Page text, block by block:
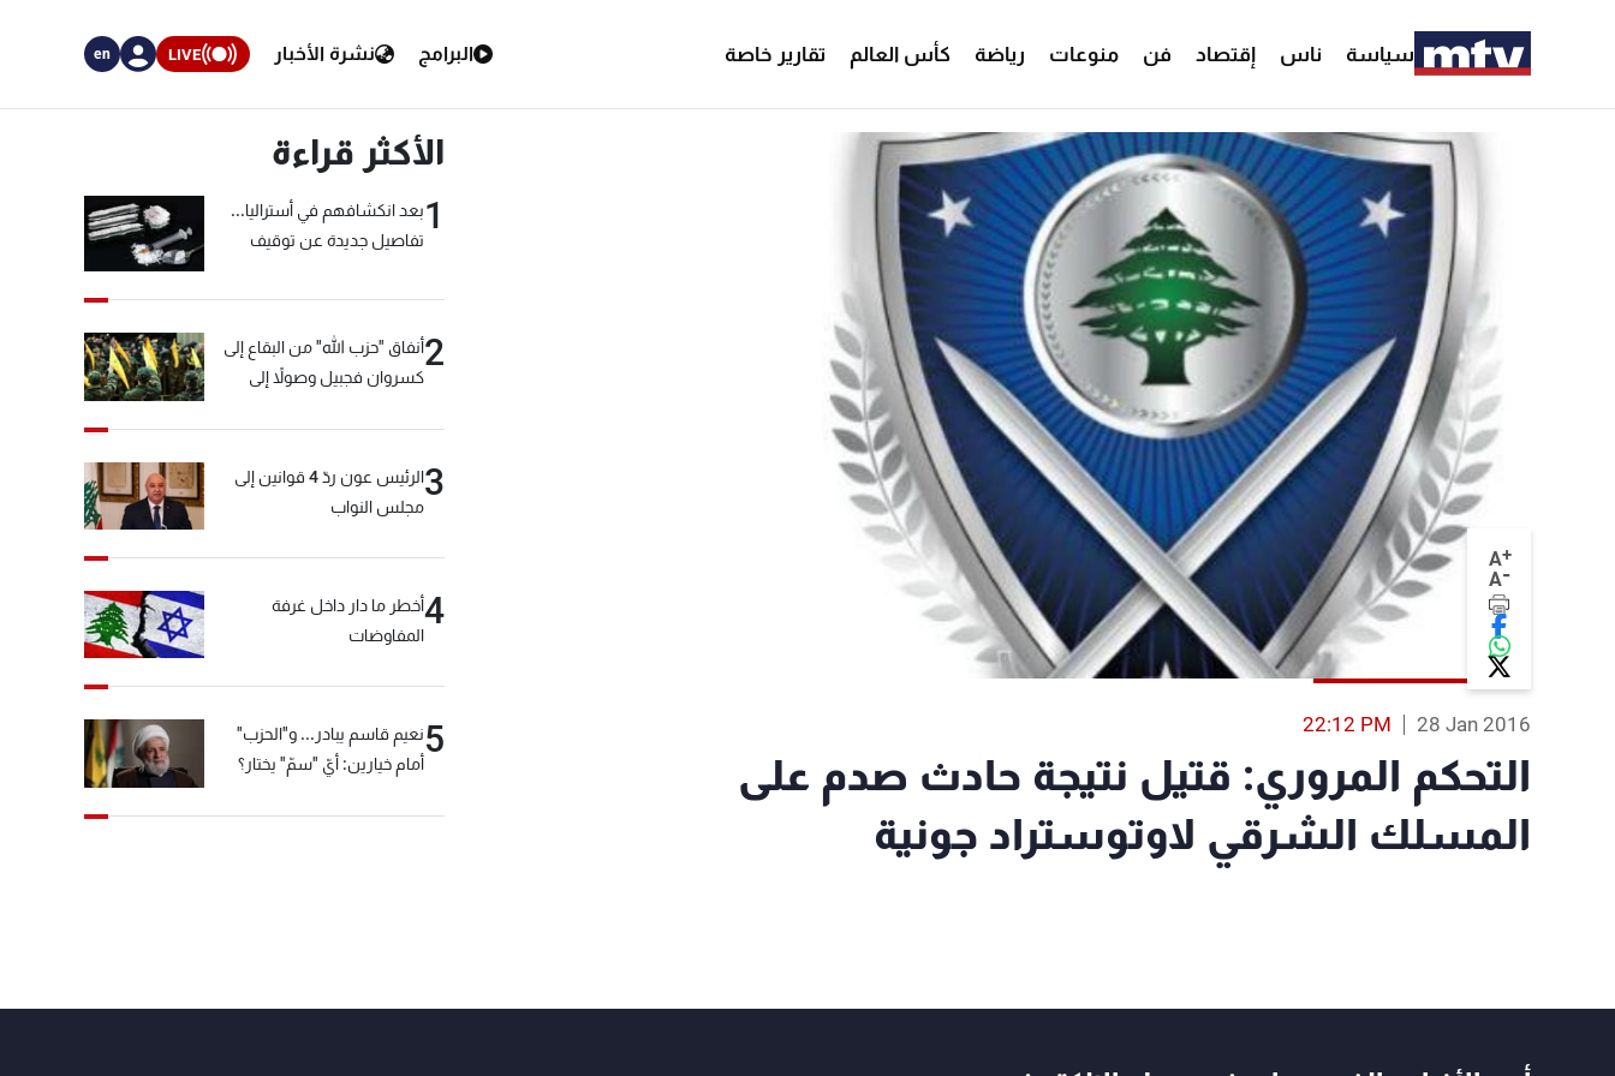
سياسة ناس إقتصاد فن منوعات رياضة كأس العالم تقارير خاصة البرامج نشرة الأخبار LIVE
en
A+
A-
28 Jan 2016
22:12 PM
التحكم المروري: قتيل نتيجة حادث صدم على
المسلك الشرقي لاوتوستراد جونية
الأكثر قراءة
1بعد انكشافهم في أستراليا...
تفاصيل جديدة عن توقيف
2أنفاق "حزب الله" من البقاع إلى
كسروان فجبيل وصولاً إلى
3
الرئيس عون ردّ 4 قوانين إلى
مجلس النواب
4أخطر ما دار داخل غرفة
المفاوضات
5نعيم قاسم يبادر... و"الحزب"
أمام خيارين: أيّ "سمّ" يختار؟